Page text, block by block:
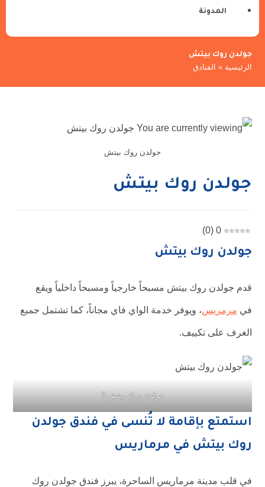
المدونة
جولدن روك بيتش
الرئيسية » الفنادق
جولدن روك بيتش
جولدن روك بيتش
0
(
0
)
جولدن روك بيتش
قدم جولدن روك بيتش مسبحاً خارجياً ومسبحاً داخلياً ويقع
في مرمريس، ويوفر خدمة الواي فاي مجاناً، كما تشتمل جميع
الغرف على تكييف.
جولدن روك بيتش 3
استمتع بإقامة لا تُنسى في فندق جولدن
روك بيتش في مرماريس
في قلب مدينة مرماريس الساحرة، يبرز فندق جولدن روك